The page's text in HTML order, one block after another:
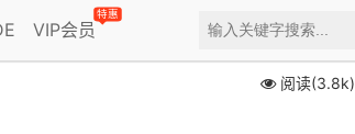
VIP会员
特惠
阅读(3.8k)